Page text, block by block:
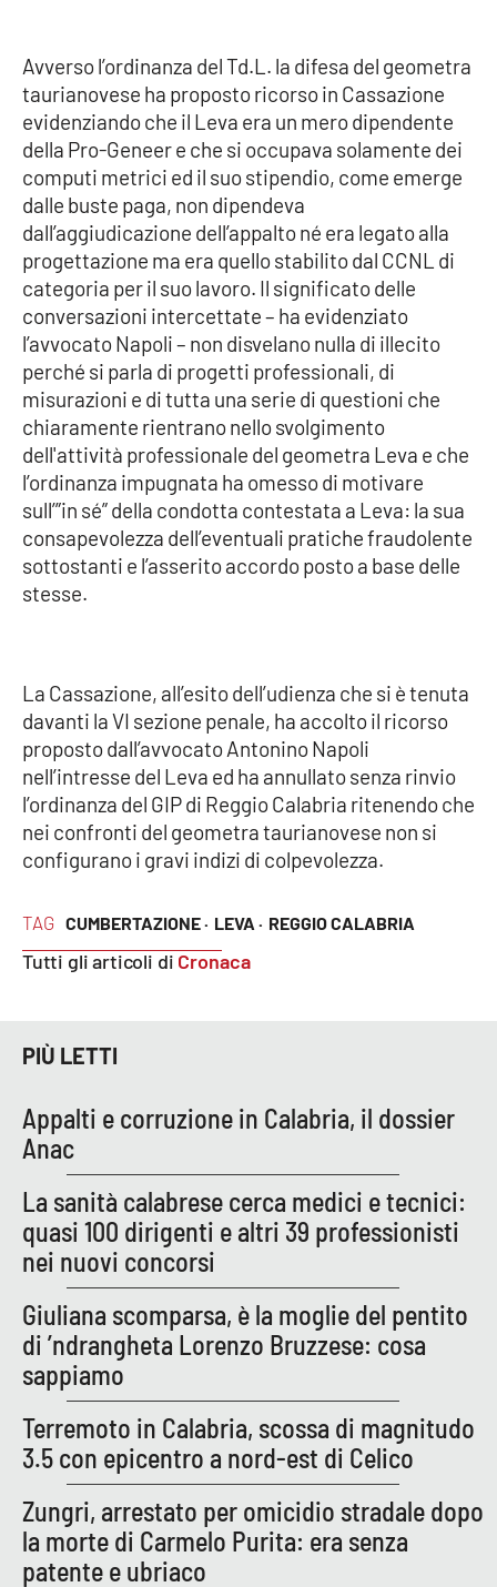
Buona Sanità Calabria
LA
CALABRIAVISIONE
Destinazioni
Eventi
Food
Storie
LAC
NETWORK
Lacplay.it
Lactv.it
Lacapitalenews.it
Ilreggino.it
Cosenzachannel.it
Catanzarochannel.it
APP
Apple
TAG CUMBERTAZIONE · LEVA · REGGIO CALABRIA
Tutti gli articoli di Cronaca
Avverso l’ordinanza del Td.L. la difesa del geometra
taurianovese ha proposto ricorso in Cassazione
evidenziando che il Leva era un mero dipendente
della Pro-Geneer e che si occupava solamente dei
computi metrici ed il suo stipendio, come emerge
dalle buste paga, non dipendeva
dall’aggiudicazione dell’appalto né era legato alla
progettazione ma era quello stabilito dal CCNL di
categoria per il suo lavoro. Il significato delle
conversazioni intercettate – ha evidenziato
l’avvocato Napoli – non disvelano nulla di illecito
perché si parla di progetti professionali, di
misurazioni e di tutta una serie di questioni che
chiaramente rientrano nello svolgimento
dell'attività professionale del geometra Leva e che
l’ordinanza impugnata ha omesso di motivare
sull’”in sé” della condotta contestata a Leva: la sua
consapevolezza dell’eventuali pratiche fraudolente
sottostanti e l’asserito accordo posto a base delle
stesse.
La Cassazione, all’esito dell’udienza che si è tenuta
davanti la VI sezione penale, ha accolto il ricorso
proposto dall’avvocato Antonino Napoli
nell’intresse del Leva ed ha annullato senza rinvio
l’ordinanza del GIP di Reggio Calabria ritenendo che
nei confronti del geometra taurianovese non si
configurano i gravi indizi di colpevolezza.
PIÙ LETTI
Appalti e corruzione in Calabria, il dossier
Anac
La sanità calabrese cerca medici e tecnici:
quasi 100 dirigenti e altri 39 professionisti
nei nuovi concorsi
Giuliana scomparsa, è la moglie del pentito
di ’ndrangheta Lorenzo Bruzzese: cosa
sappiamo
Terremoto in Calabria, scossa di magnitudo
3.5 con epicentro a nord-est di Celico
Zungri, arrestato per omicidio stradale dopo
la morte di Carmelo Purita: era senza
patente e ubriaco